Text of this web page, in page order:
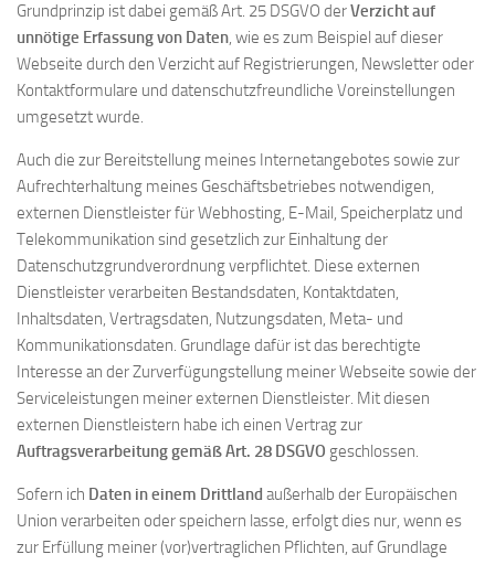
Grundprinzip ist dabei gemäß Art. 25 DSGVO derVerzicht auf
unnötige Erfassung von Daten, wie es zum Beispiel auf dieser
Webseite durch den Verzicht auf Registrierungen, Newsletter oder
Kontaktformulare und datenschutzfreundliche Voreinstellungen
umgesetzt wurde.
Auch die zur Bereitstellung meines Internetangebotes sowie zur
Aufrechterhaltung meines Geschäftsbetriebes notwendigen,
externen Dienstleister für Webhosting, E-Mail, Speicherplatz und
Telekommunikation sind gesetzlich zur Einhaltung der
Datenschutzgrundverordnung verpflichtet. Diese externen
Dienstleister verarbeiten Bestandsdaten, Kontaktdaten,
Inhaltsdaten, Vertragsdaten, Nutzungsdaten, Meta- und
Kommunikationsdaten. Grundlage dafür ist das berechtigte
Interesse an der Zurverfügungstellung meiner Webseite sowie der
Serviceleistungen meiner externen Dienstleister. Mit diesen
externen Dienstleistern habe ich einen Vertrag zur
Auftragsverarbeitung gemäß Art. 28 DSGVO geschlossen.
Sofern ich Daten in einem Drittland außerhalb der Europäischen
Union verarbeiten oder speichern lasse, erfolgt dies nur, wenn es
zur Erfüllung meiner (vor)vertraglichen Pflichten, auf Grundlage